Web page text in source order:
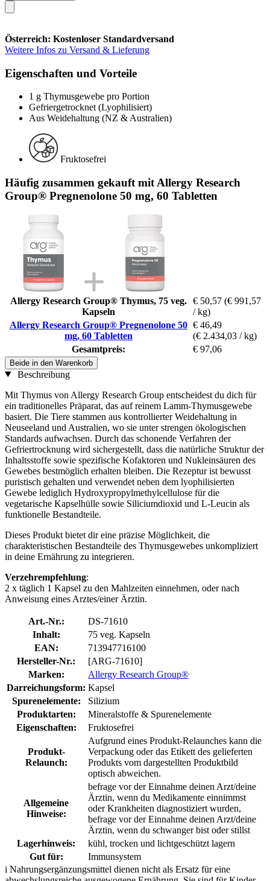
Österreich: Kostenloser Standardversand
Weitere Infos zu Versand & Lieferung
Eigenschaften und Vorteile
1 g Thymusgewebe pro Portion
Gefriergetrocknet (Lyophilisiert)
Aus Weidehaltung (NZ & Australien)
Fruktosefrei
Häufig zusammen gekauft mit Allergy Research
Group® Pregnenolone 50 mg, 60 Tabletten
Allergy Research Group® Thymus, 75 veg.
Kapseln
€ 50,57 (€ 991,57
/ kg)
Allergy Research Group® Pregnenolone 50
mg, 60 Tabletten
€ 46,49
(€ 2.434,03 / kg)
Gesamtpreis:
€ 97,06
Beide in den Warenkorb
Beschreibung
Mit Thymus von Allergy Research Group entscheidest du dich für
ein traditionelles Präparat, das auf reinem Lamm-Thymusgewebe
basiert. Die Tiere stammen aus kontrollierter Weidehaltung in
Neuseeland und Australien, wo sie unter strengen ökologischen
Standards aufwachsen. Durch das schonende Verfahren der
Gefriertrocknung wird sichergestellt, dass die natürliche Struktur der
Inhaltsstoffe sowie spezifische Kofaktoren und Nukleinsäuren des
Gewebes bestmöglich erhalten bleiben. Die Rezeptur ist bewusst
puristisch gehalten und verwendet neben dem lyophilisierten
Gewebe lediglich Hydroxypropylmethylcellulose für die
vegetarische Kapselhülle sowie Siliciumdioxid und L-Leucin als
funktionelle Bestandteile.
Dieses Produkt bietet dir eine präzise Möglichkeit, die
charakteristischen Bestandteile des Thymusgewebes unkompliziert
in deine Ernährung zu integrieren.
Verzehrempfehlung:
2 x täglich 1 Kapsel zu den Mahlzeiten einnehmen, oder nach
Anweisung eines Arztes/einer Ärztin.
Art.-Nr.:
DS-71610
Inhalt:
75 veg. Kapseln
EAN:
713947716100
Hersteller-Nr.:
[ARG-71610]
Marken:
Allergy Research Group®
Darreichungsform: Kapsel
Spurenelemente:
Silizium
Produktarten:
Mineralstoffe & Spurenelemente
Eigenschaften:
Fruktosefrei
Produkt-
Relaunch:
Aufgrund eines Produkt-Relaunches kann die
Verpackung oder das Etikett des gelieferten
Produkts vom dargestellten Produktbild
optisch abweichen.
Allgemeine
Hinweise:
befrage vor der Einnahme deinen Arzt/deine
Ärztin, wenn du Medikamente einnimmst
oder Krankheiten diagnostiziert wurden,
befrage vor der Einnahme deinen Arzt/deine
Ärztin, wenn du schwanger bist oder stillst
Lagerhinweis:
kühl, trocken und lichtgeschützt lagern
Gut für:
Immunsystem
i Nahrungsergänzungsmittel dienen nicht als Ersatz für eine